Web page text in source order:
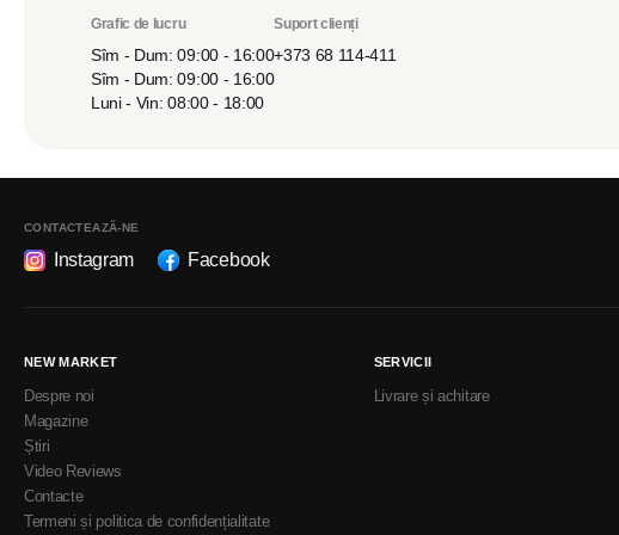
Grafic de lucru
Sîm - Dum: 09:00 - 16:00
Sîm - Dum: 09:00 - 16:00
Luni - Vin: 08:00 - 18:00
Suport clienți
+373 68 114-411
CONTACTEAZĂ-NE
Instagram Facebook
NEW MARKET
Despre noi
Magazine
Știri
Video Reviews
Contacte
Termeni și politica de confidențialitate
SERVICII
Livrare și achitare